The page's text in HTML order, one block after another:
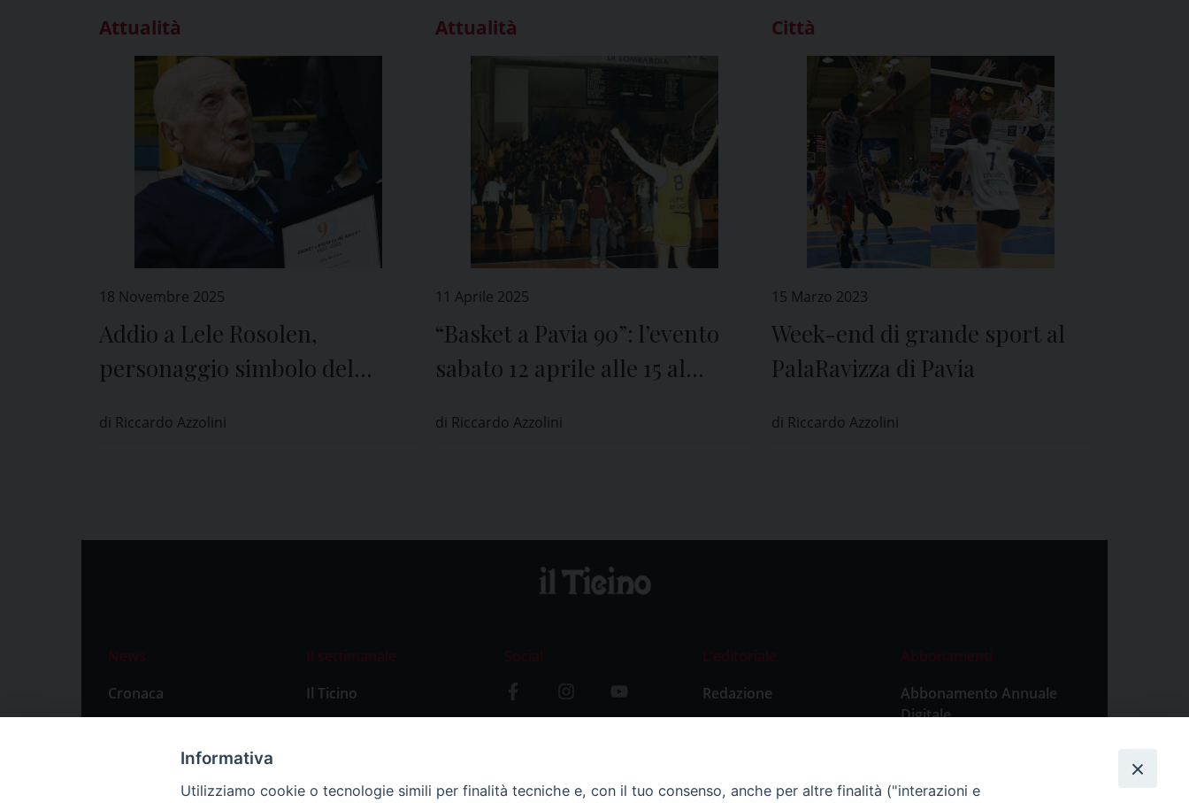
Attualità
18 Novembre 2025
Addio a Lele Rosolen,
personaggio simbolo del
di Riccardo Azzolini
Attualità
11 Aprile 2025
“Basket a Pavia 90”: l’evento
sabato 12 aprile alle 15 al
di Riccardo Azzolini
Città
15 Marzo 2023
Week-end di grande sport al
PalaRavizza di Pavia
di Riccardo Azzolini
News
Cronaca
Attualità
Primo Piano
Il settimanale
Il Ticino
Abbonamenti
Social
L’editoriale
Redazione
Storia
Abbonamenti
Abbonamento Annuale
Digitale
Abbonamento Singola
Informativa
Utilizziamo cookie o tecnologie simili per finalità tecniche e, con il tuo consenso, anche per altre finalità ("interazioni e